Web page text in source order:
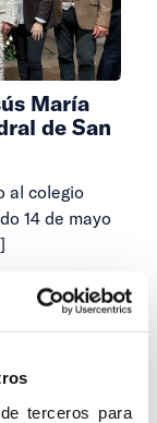
terceros para
María
de San
al colegio
14 de mayo
Siguientes